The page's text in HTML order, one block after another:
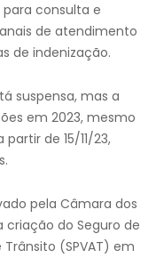
consulta e
de atendimento
de indenização.
suspensa, mas a
em 2023, mesmo
de 15/11/23,
pela Câmara dos
criação do Seguro de
(SPVAT) em